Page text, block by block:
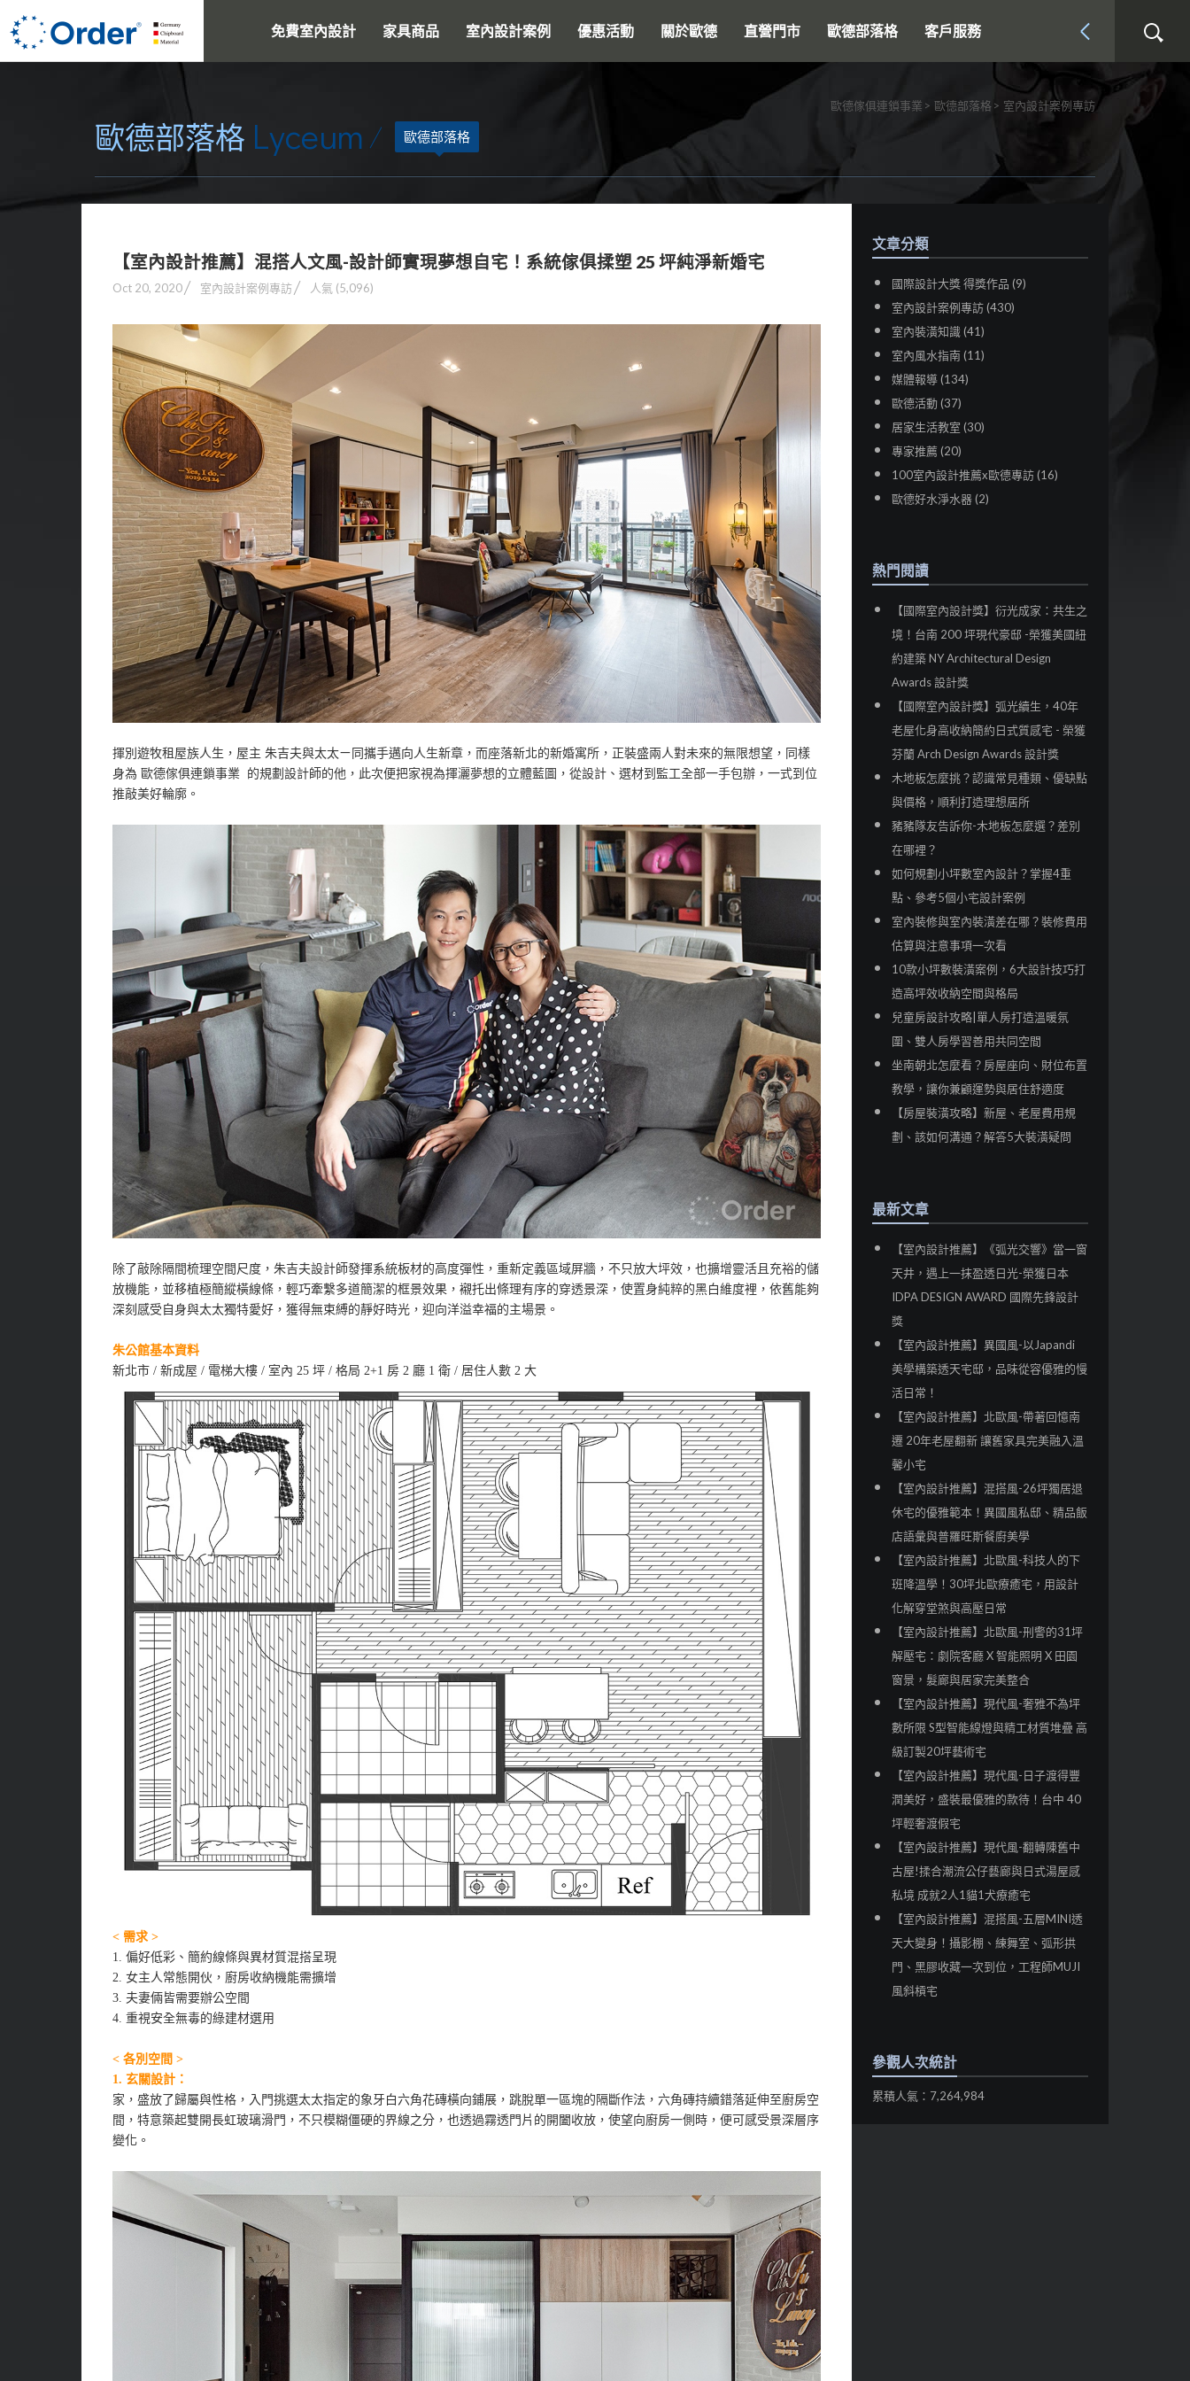
免費室內設計 家具商品 室內設計案例 優惠活動 關於歐德 直營門市 歐德部落格 客戶服務
搜尋
歐德傢俱連鎖事業 歐德部落格 室內設計案例專訪
歐德部落格 Lyceum 歐德部落格
【室內設計推薦】混搭人文風-設計師實現夢想自宅！系統傢俱揉塑 25 坪純淨新婚宅
Oct 20, 2020 室內設計案例專訪 人氣 (5,096)
揮別遊牧租屋族人生，屋主 朱吉夫與太太ㄧ同攜手邁向人生新章，而座落新北的新婚寓所，正裝盛兩人對未來的無限想望，同樣
身為 歐德傢俱連鎖事業 的規劃設計師的他，此次便把家視為揮灑夢想的立體藍圖，從設計、選材到監工全部一手包辦，一式到位
推敲美好輪廓。
除了敲除隔間梳理空間尺度，朱吉夫設計師發揮系統板材的高度彈性，重新定義區域屏牆，不只放大坪效，也擴增靈活且充裕的儲
放機能，並移植極簡縱橫線條，輕巧牽繫多道簡潔的框景效果，襯托出條理有序的穿透景深，使置身純粹的黑白維度裡，依舊能夠
深刻感受自身與太太獨特愛好，獲得無束縛的靜好時光，迎向洋溢幸福的主場景。
朱公館基本資料
新北市 / 新成屋 / 電梯大樓 / 室內 25 坪 / 格局 2+1 房 2 廳 1 衛 / 居住人數 2 大
< 需求 >
1. 偏好低彩、簡約線條與異材質混搭呈現
2. 女主人常態開伙，廚房收納機能需擴增
3. 夫妻倆皆需要辦公空間
4. 重視安全無毒的綠建材選用
< 各別空間 >
1. 玄關設計：
家，盛放了歸屬與性格，入門挑選太太指定的象牙白六角花磚橫向鋪展，跳脫單一區塊的隔斷作法，六角磚持續錯落延伸至廚房空
間，特意築起雙開長虹玻璃滑門，不只模糊僵硬的界線之分，也透過霧透門片的開闔收放，使望向廚房一側時，便可感受景深層序
變化。
文章分類
國際設計大獎 得獎作品 (9)
室內設計案例專訪 (430)
室內裝潢知識 (41)
室內風水指南 (11)
媒體報導 (134)
歐德活動 (37)
居家生活教室 (30)
專家推薦 (20)
100室內設計推薦x歐德專訪 (16)
歐德好水淨水器 (2)
熱門閱讀
【國際室內設計獎】衍光成家：共生之
境！台南 200 坪現代豪邸 -榮獲美國紐
約建築 NY Architectural Design
Awards 設計獎
【國際室內設計獎】弧光續生，40年
老屋化身高收納簡約日式質感宅 - 榮獲
芬蘭 Arch Design Awards 設計獎
木地板怎麼挑？認識常見種類、優缺點
與價格，順利打造理想居所
豬豬隊友告訴你-木地板怎麼選？差別
在哪裡？
如何規劃小坪數室內設計？掌握4重
點、參考5個小宅設計案例
室內裝修與室內裝潢差在哪？裝修費用
估算與注意事項一次看
10款小坪數裝潢案例，6大設計技巧打
造高坪效收納空間與格局
兒童房設計攻略|單人房打造溫暖氛
圍、雙人房學習善用共同空間
坐南朝北怎麼看？房屋座向、財位布置
教學，讓你兼顧運勢與居住舒適度
【房屋裝潢攻略】新屋、老屋費用規
劃、該如何溝通？解答5大裝潢疑問
最新文章
【室內設計推薦】《弧光交響》當一窗
天井，遇上一抹盈透日光-榮獲日本
IDPA DESIGN AWARD 國際先鋒設計
獎
【室內設計推薦】異國風-以Japandi
美學構築透天宅邸，品味從容優雅的慢
活日常！
【室內設計推薦】北歐風-帶著回憶南
遷 20年老屋翻新 讓舊家具完美融入溫
馨小宅
【室內設計推薦】混搭風-26坪獨居退
休宅的優雅範本！異國風私邸、精品飯
店語彙與普羅旺斯餐廚美學
【室內設計推薦】北歐風-科技人的下
班降溫學！30坪北歐療癒宅，用設計
化解穿堂煞與高壓日常
【室內設計推薦】北歐風-刑警的31坪
解壓宅：劇院客廳 X 智能照明 X 田園
窗景，髮廊與居家完美整合
【室內設計推薦】現代風-奢雅不為坪
數所限 S型智能線燈與精工材質堆疊 高
級訂製20坪藝術宅
【室內設計推薦】現代風-日子渡得豐
潤美好，盛裝最優雅的款待！台中 40
坪輕奢渡假宅
【室內設計推薦】現代風-翻轉陳舊中
古屋!揉合潮流公仔藝廊與日式湯屋感
私境 成就2人1貓1犬療癒宅
【室內設計推薦】混搭風-五層MINI透
天大變身！攝影棚、練舞室、弧形拱
門、黑膠收藏一次到位，工程師MUJI
風斜槓宅
參觀人次統計
累積人氣：7,264,984